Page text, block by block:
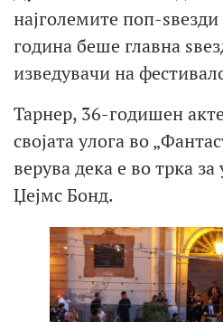
најголемите поп-
година беше главна
изведувачи на
Тарнер, 36-годишен
својата улога во
верува дека е во трка
Џејмс Бонд.